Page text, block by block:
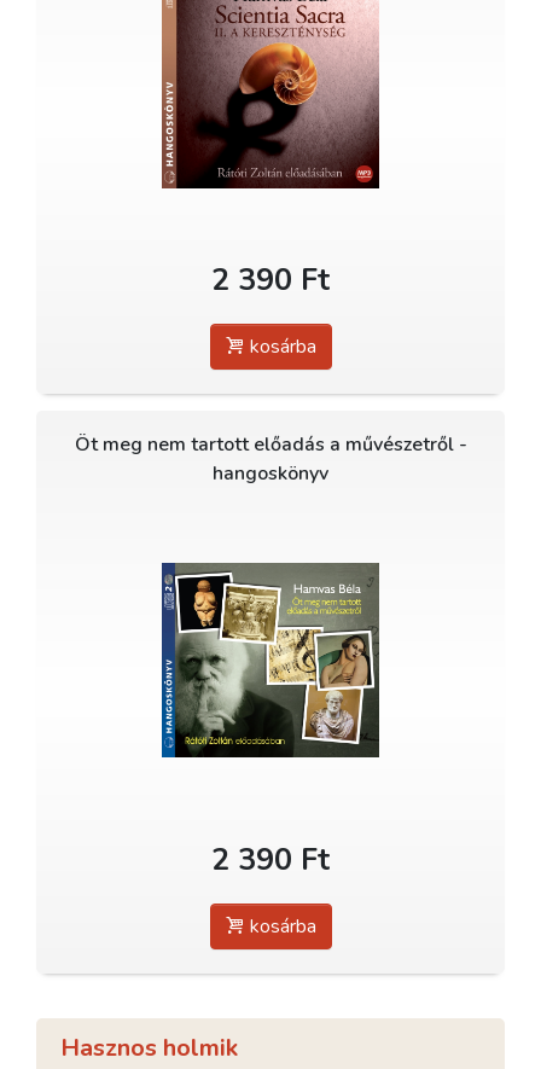
2 390 Ft
kosárba
Öt meg nem tartott előadás a művészetről -
hangoskönyv
2 390 Ft
kosárba
Hasznos holmik